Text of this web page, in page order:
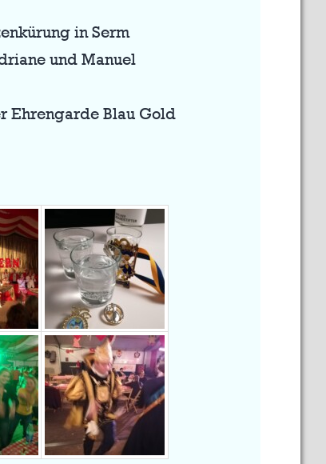
in Serm
und Manuel
Ehrengarde Blau Gold